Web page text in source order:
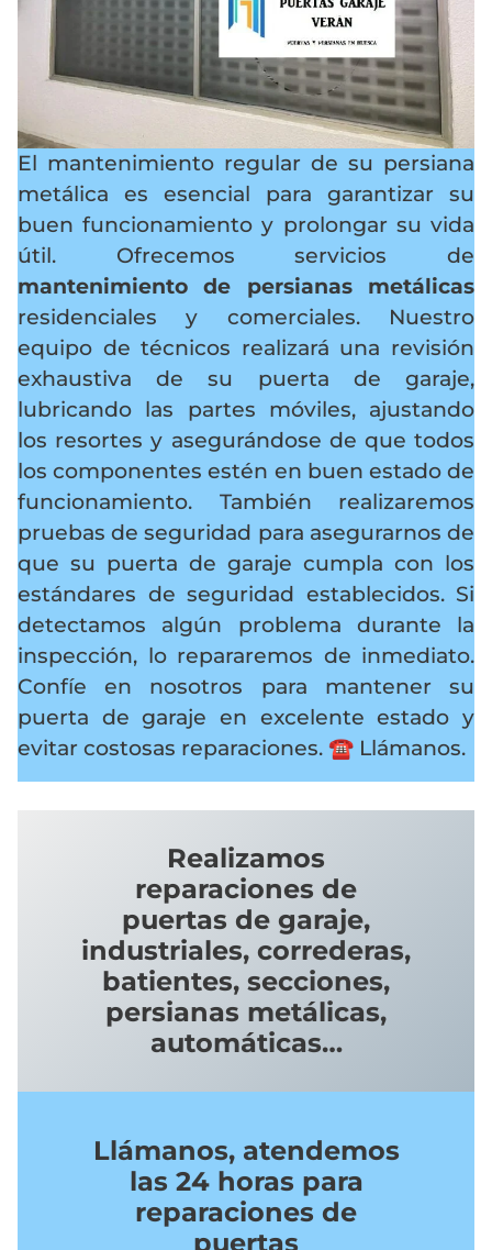
El mantenimiento regular de su persiana
metálica es esencial para garantizar su
buen funcionamiento y prolongar su vida
útil. Ofrecemos servicios de
mantenimiento de persianas metálicas
residenciales y comerciales. Nuestro
equipo de técnicos realizará una revisión
exhaustiva de su puerta de garaje,
lubricando las partes móviles, ajustando
los resortes y asegurándose de que todos
los componentes estén en buen estado de
funcionamiento. También realizaremos
pruebas de seguridad para asegurarnos de
que su puerta de garaje cumpla con los
estándares de seguridad establecidos. Si
detectamos algún problema durante la
inspección, lo repararemos de inmediato.
Confíe en nosotros para mantener su
puerta de garaje en excelente estado y
evitar costosas reparaciones. ☎️ Llámanos.
Realizamos
reparaciones de
puertas de garaje,
industriales, correderas,
batientes, secciones,
persianas metálicas,
automáticas…
Llámanos, atendemos
las 24 horas para
reparaciones de
puertas